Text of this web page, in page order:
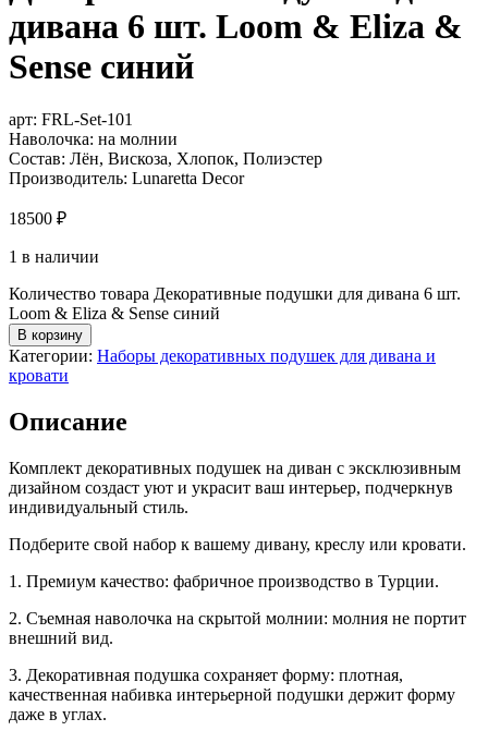
дивана 6 шт. Loom & Eliza &
Sense синий
арт: FRL-Set-101
Наволочка: на молнии
Состав: Лён, Вискоза, Хлопок, Полиэстер
Производитель: Lunaretta Decor
18500 ₽
1 в наличии
Количество товара Декоративные подушки для дивана 6 шт.
Loom & Eliza & Sense синий
В корзину
Категории: Наборы декоративных подушек для дивана и
кровати
Описание
Комплект декоративных подушек на диван с эксклюзивным
дизайном создаст уют и украсит ваш интерьер, подчеркнув
индивидуальный стиль.
Подберите свой набор к вашему дивану, креслу или кровати.
1. Премиум качество: фабричное производство в Турции.
2. Съемная наволочка на скрытой молнии: молния не портит
внешний вид.
3. Декоративная подушка сохраняет форму: плотная,
качественная набивка интерьерной подушки держит форму
даже в углах.